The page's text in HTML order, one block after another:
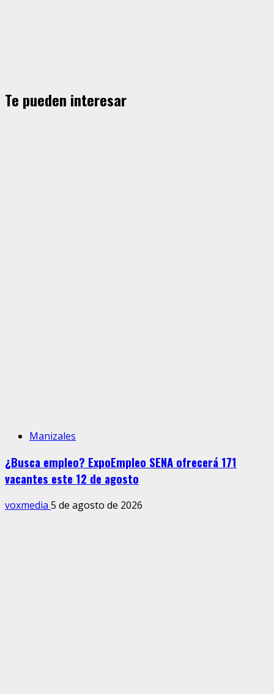
Te pueden interesar
Manizales
¿Busca empleo? ExpoEmpleo SENA ofrecerá 171
vacantes este 12 de agosto
voxmedia 5 de agosto de 2026